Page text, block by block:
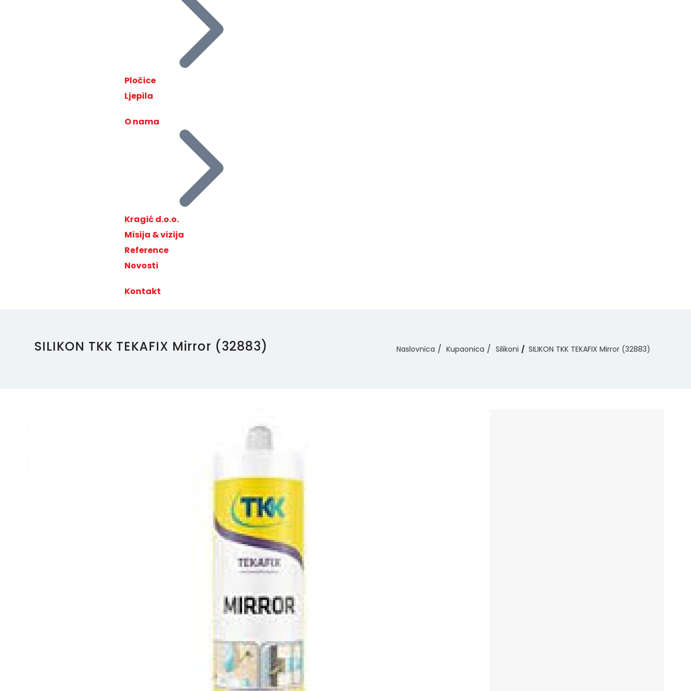
Pločice
Ljepila
O nama
Kragić d.o.o.
Misija & vizija
Reference
Novosti
Kontakt
SILIKON TKK TEKAFIX Mirror (32883) Naslovnica Kupaonica Silikoni SILIKON TKK TEKAFIX Mirror (32883)